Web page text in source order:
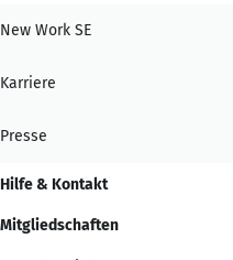
New Work SE
Karriere
Presse
Hilfe & Kontakt
Mitgliedschaften